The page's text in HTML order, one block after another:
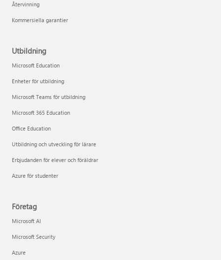
Återvinning
Kommersiella garantier
Utbildning
Microsoft Education
Enheter för utbildning
Microsoft Teams för utbildning
Microsoft 365 Education
Office Education
Utbildning och utveckling för lärare
Erbjudanden för elever och föräldrar
Azure för studenter
Företag
Microsoft AI
Microsoft Security
Azure